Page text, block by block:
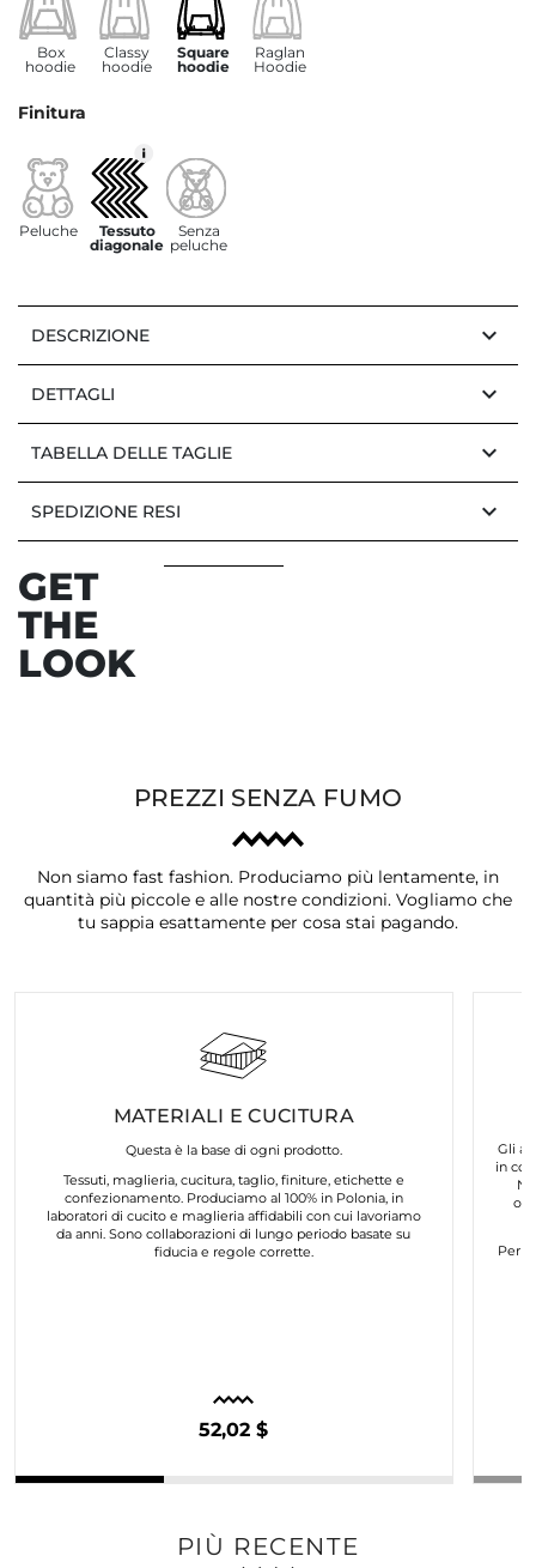
Box
hoodie
Classy
hoodie
Square
hoodie
Raglan
Hoodie
Finitura
Peluche
Tessuto
diagonale
Senza
peluche
DESCRIZIONE keyboard_arrow_down
DETTAGLI keyboard_arrow_down
TABELLA DELLE TAGLIE keyboard_arrow_down
SPEDIZIONE RESI keyboard_arrow_down
GET
THE
LOOK
PREZZI SENZA FUMO
Non siamo fast fashion. Produciamo più lentamente, in
quantità più piccole e alle nostre condizioni. Vogliamo che
tu sappia esattamente per cosa stai pagando.
MATERIALI E CUCITURA
Questa è la base di ogni prodotto.
Tessuti, maglieria, cucitura, taglio, finiture, etichette e
confezionamento. Produciamo al 100% in Polonia, in
laboratori di cucito e maglieria affidabili con cui lavoriamo
da anni. Sono collaborazioni di lungo periodo basate su
fiducia e regole corrette.
52,02 $
Gli
in
Per
PIÙ RECENTE